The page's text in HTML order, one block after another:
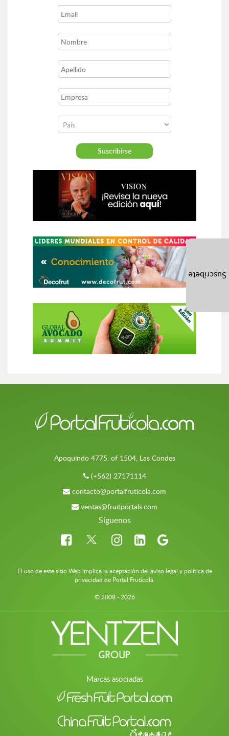
Apoquindo 4775, of 1504, Las Condes
(+562) 27171114
contacto@portalfruticola.com
ventas@fruitportals.com
Síguenos
El uso de este sitio Web implica la aceptación del aviso legal y política de
privacidad de Portal Frutícola.
© 2008 - 2026
Marcas asociadas
Suscríbete